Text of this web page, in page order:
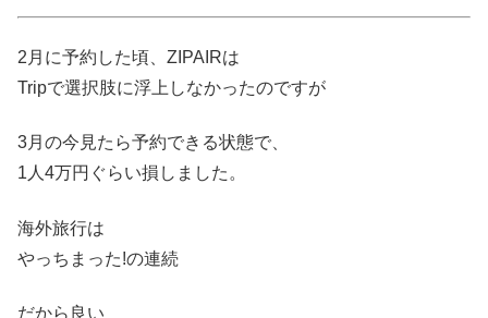
2月に予約した頃、ZIPAIRは
Tripで選択肢に浮上しなかったのですが
3月の今見たら予約できる状態で、
1人4万円ぐらい損しました。
海外旅行は
やっちまった!の連続
だから良い